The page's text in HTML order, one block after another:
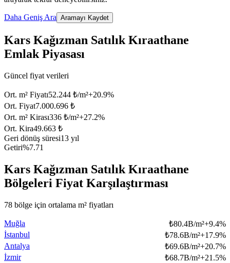
Daha Geniş Ara Aramayı Kaydet
Kars Kağızman Satılık Kıraathane
Emlak Piyasası
Güncel fiyat verileri
Ort. m² Fiyatı52.244 ₺/m²+20.9%
Ort. Fiyat7.000.696 ₺
Ort. m² Kirası336 ₺/m²+27.2%
Ort. Kira49.663 ₺
Geri dönüş süresi13 yıl
Getiri%7.71
Kars Kağızman Satılık Kıraathane
Bölgeleri Fiyat Karşılaştırması
78 bölge için ortalama m² fiyatları
Muğla ₺80.4B/m²+9.4%
İstanbul
₺78.6B/m²+17.9%
Antalya
₺69.6B/m²+20.7%
İzmir
₺68.7B/m²+21.5%